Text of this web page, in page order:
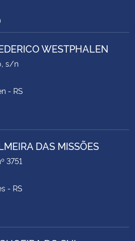
WESTPHALEN
s/n
- RS
DAS MISSÕES
3751
- RS